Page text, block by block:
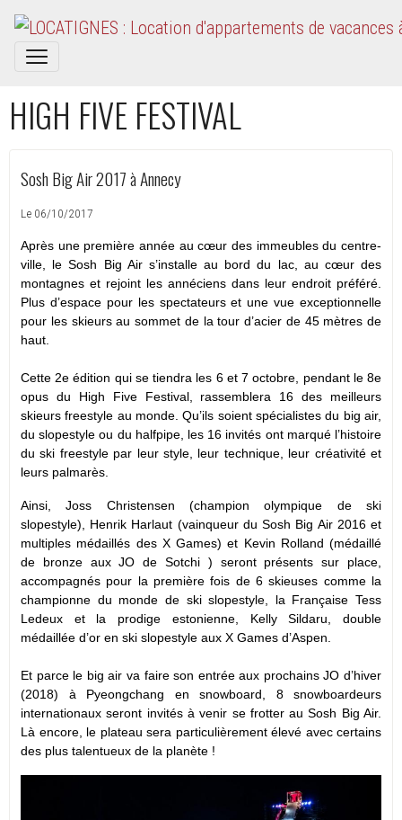
HIGH FIVE FESTIVAL
Sosh Big Air 2017 à Annecy
Le 06/10/2017
Après une première année au cœur des immeubles du centre-
ville, le Sosh Big Air s’installe au bord du lac, au cœur des
montagnes et rejoint les annéciens dans leur endroit préféré.
Plus d’espace pour les spectateurs et une vue exceptionnelle
pour les skieurs au sommet de la tour d’acier de 45 mètres de
haut.
Cette 2e édition qui se tiendra les 6 et 7 octobre, pendant le 8e
opus du High Five Festival, rassemblera 16 des meilleurs
skieurs freestyle au monde. Qu’ils soient spécialistes du big air,
du slopestyle ou du halfpipe, les 16 invités ont marqué l’histoire
du ski freestyle par leur style, leur technique, leur créativité et
leurs palmarès.
Ainsi, Joss Christensen (champion olympique de ski
slopestyle), Henrik Harlaut (vainqueur du Sosh Big Air 2016 et
multiples médaillés des X Games) et Kevin Rolland (médaillé
de bronze aux JO de Sotchi ) seront présents sur place,
accompagnés pour la première fois de 6 skieuses comme la
championne du monde de ski slopestyle, la Française Tess
Ledeux et la prodige estonienne, Kelly Sildaru, double
médaillée d’or en ski slopestyle aux X Games d’Aspen.
Et parce le big air va faire son entrée aux prochains JO d’hiver
(2018) à Pyeongchang en snowboard, 8 snowboardeurs
internationaux seront invités à venir se frotter au Sosh Big Air.
Là encore, le plateau sera particulièrement élevé avec certains
des plus talentueux de la planète !